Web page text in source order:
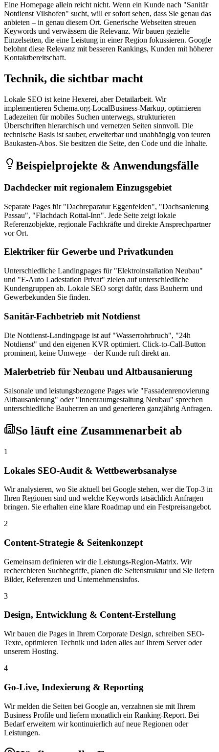
Eine Homepage allein reicht nicht. Wenn ein Kunde nach "Sanitär
Notdienst Vilshofen" sucht, will er sofort sehen, dass Sie genau das
anbieten – in genau diesem Ort. Generische Webseiten streuen
Keywords und verwässern die Relevanz. Wir bauen gezielte
Einzelseiten, die eine Leistung in einer Region fokussieren. Google
belohnt diese Relevanz mit besseren Rankings, Kunden mit höherer
Kontaktbereitschaft.
Technik, die sichtbar macht
Lokale SEO ist keine Hexerei, aber Detailarbeit. Wir
implementieren Schema.org-LocalBusiness-Markup, optimieren
Ladezeiten für mobiles Suchen unterwegs, strukturieren
Überschriften hierarchisch und vernetzen Seiten sinnvoll. Die
technische Basis ist sauber, erweiterbar und unabhängig von teuren
Baukasten-Abos. Sie besitzen die Seite, den Code und die Inhalte.
Beispielprojekte & Anwendungsfälle
Dachdecker mit regionalem Einzugsgebiet
Separate Pages für "Dachreparatur Eggenfelden", "Dachsanierung
Passau", "Flachdach Rottal-Inn". Jede Seite zeigt lokale
Referenzobjekte, regionale Fachkräfte und direkte Ansprechpartner
vor Ort.
Elektriker für Gewerbe und Privatkunden
Unterschiedliche Landingpages für "Elektroinstallation Neubau"
und "E-Auto Ladestation Privat" zielen auf unterschiedliche
Kundengruppen ab. Lokale SEO sorgt dafür, dass Bauherrn und
Gewerbekunden Sie finden.
Sanitär-Fachbetrieb mit Notdienst
Die Notdienst-Landingpage ist auf "Wasserrohrbruch", "24h
Notdienst" und den eigenen KVR optimiert. Click-to-Call-Button
prominent, keine Umwege – der Kunde ruft direkt an.
Malerbetrieb für Neubau und Altbausanierung
Saisonale und leistungsbezogene Pages wie "Fassadenrenovierung
Altbausanierung" oder "Innenraumgestaltung Neubau" sprechen
unterschiedliche Bauherren an und generieren ganzjährig Anfragen.
So läuft eine Zusammenarbeit ab
1
Lokales SEO-Audit & Wettbewerbsanalyse
Wir analysieren, wo Sie aktuell bei Google stehen, wer die Top-3 in
Ihren Regionen sind und welche Keywords tatsächlich Anfragen
bringen. Sie erhalten eine klare Roadmap und ein Festpreisangebot.
2
Content-Strategie & Seitenkonzept
Gemeinsam definieren wir die Leistungs-Region-Matrix. Wir
recherchieren Suchbegriffe, planen die Seitenstruktur und Sie liefern
Bilder, Referenzen und Unternehmensinfos.
3
Design, Entwicklung & Content-Erstellung
Wir bauen die Pages in Ihrem Corporate Design, schreiben SEO-
Texte, optimieren Technik und laden alles auf Ihrem Server oder
unserem Hosting.
4
Go-Live, Indexierung & Reporting
Wir melden die Seiten bei Google an, verzahnen sie mit Ihrem
Business Profile und liefern monatlich ein Ranking-Report. Bei
Bedarf erweitern wir kontinuierlich auf neue Regionen oder
Leistungen.